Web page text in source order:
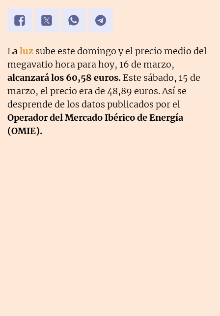
Laluz sube este domingo y el precio medio del
megavatio hora para hoy, 16 de marzo,
alcanzará los 60,58 euros. Este sábado, 15 de
marzo, el precio era de 48,89 euros. Así se
desprende de los datos publicados por el
Operador del Mercado Ibérico de Energía
(OMIE).